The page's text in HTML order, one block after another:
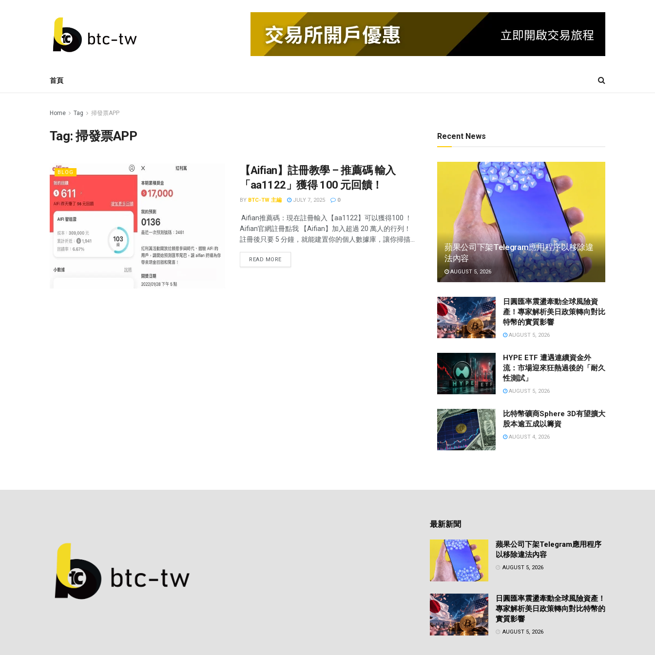
首頁
Home Tag 掃發票APP
Tag:掃發票APP
BLOG
【Aifian】註冊教學 – 推薦碼 輸入
「aa1122」獲得 100 元回饋！
BY BTC-TW 主編 JULY 7, 2025 0
​​​ Aifian推薦碼：現在註冊輸入【aa1122】可以獲得100 ！
Aifian官網註冊點我 【Aifian】加入超過 20 萬人的行列！
註冊後只要 5 分鐘，就能建置你的個人數據庫，讓你掃描
回饋！ 數據是21世紀的金礦也是一種閒置資源。aifian ...
READ MORE
Recent News
蘋果公司下架Telegram應用程序以移除違
法內容
AUGUST 5, 2026
日圓匯率震盪牽動全球風險資
產！專家解析美日政策轉向對比
特幣的實質影響
AUGUST 5, 2026
HYPE ETF 遭遇連續資金外
流：市場迎來狂熱過後的「耐久
性測試」
AUGUST 5, 2026
比特幣礦商Sphere 3D有望擴大
股本逾五成以籌資
AUGUST 4, 2026
最新新聞
蘋果公司下架Telegram應用程序
以移除違法內容
AUGUST 5, 2026
日圓匯率震盪牽動全球風險資產！
專家解析美日政策轉向對比特幣的
實質影響
AUGUST 5, 2026